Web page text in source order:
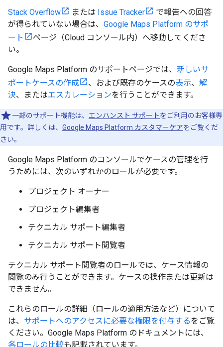
Stack Overflow または Issue Tracker
で報告への回答
が得られていない場合は、 Google Maps Platform のサポ
ート
ページ（Cloud コンソール内）へ移動してくださ
い。
Google Maps Platform のサポートページでは、 新しいサ
ポートケースの作成
、および既存のケースの表示、 解
決、またはエスカレーションを行うことができます。
一部のサポート機能は、 エンハンスト サポートをご利用のお客様専
用です。詳しくは、 Google Maps Platform カスタマーケアをご覧くだ
さい。
Google Maps Platform のコンソールでケースの管理を行
うためには、次のいずれかのロールが必要です。
プロジェクト オーナー
プロジェクト編集者
テクニカル サポート編集者
テクニカル サポート閲覧者
テクニカル サポート閲覧者のロールでは、ケース情報の
閲覧のみ行うことができます。ケースの操作または更新は
できません。
これらのロールの詳細（ロールの適用方法など）について
は、 サポートへのアクセスに必要な権限を付与するをご覧
ください。Google Maps Platform のドキュメントには、
各ロールの比較も記載されています。